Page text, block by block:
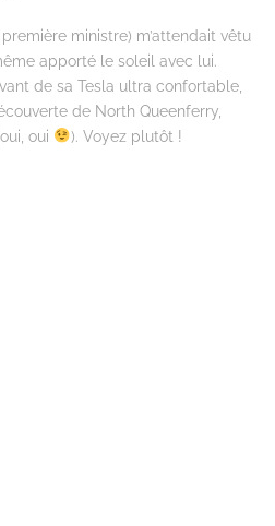
ministre) m’attendait vêtu
apporté le soleil avec lui.
de sa Tesla ultra confortable,
de North Queenferry,
oui
). Voyez plutôt !